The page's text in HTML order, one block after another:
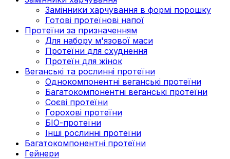
Замінники харчування в формі порошку
Готові протеїнові напої
Протеїни за призначенням
Для набору м'язової маси
Протеїни для схуднення
Протеїн для жінок
Веганські та рослинні протеїни
Однокомпонентні веганські протеїни
Багатокомпонентні веганські протеїни
Cоєві протеїни
Горохові протеїни
БІО-протеїни
Інші рослинні протеїни
Багатокомпонентні протеїни
Гейнери